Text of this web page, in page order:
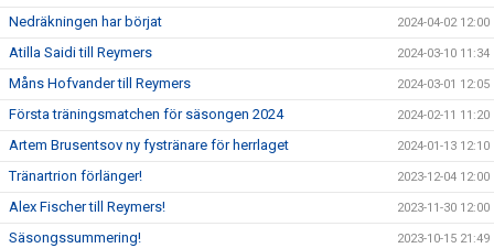
Nedräkningen har börjat 2024-04-02 12:00
Atilla Saidi till Reymers 2024-03-10 11:34
Måns Hofvander till Reymers 2024-03-01 12:05
Första träningsmatchen för säsongen 2024 2024-02-11 11:20
Artem Brusentsov ny fystränare för herrlaget 2024-01-13 12:10
Tränartrion förlänger! 2023-12-04 12:00
Alex Fischer till Reymers! 2023-11-30 12:00
Säsongssummering! 2023-10-15 21:49